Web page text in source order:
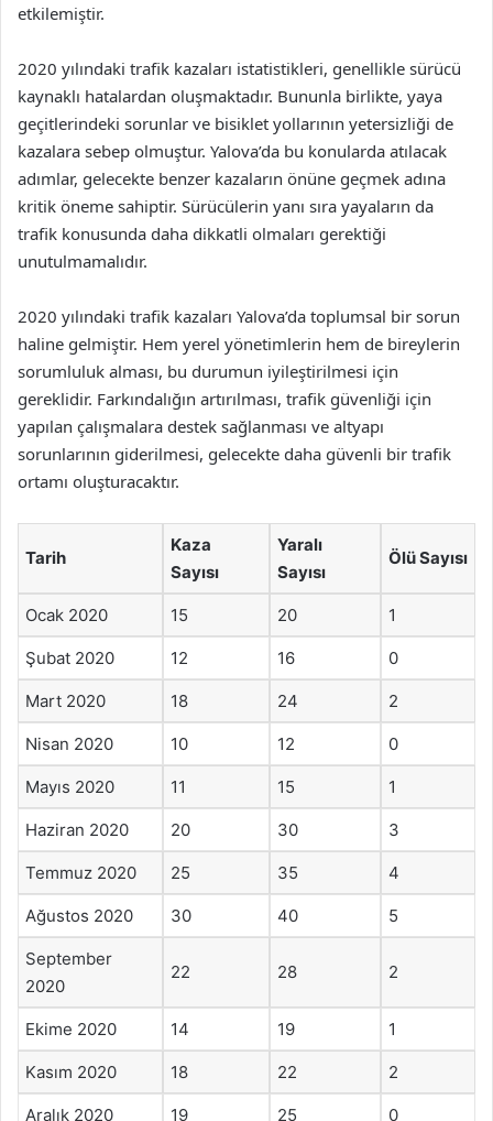
etkilemiştir.
2020 yılındaki trafik kazaları istatistikleri, genellikle sürücü
kaynaklı hatalardan oluşmaktadır. Bununla birlikte, yaya
geçitlerindeki sorunlar ve bisiklet yollarının yetersizliği de
kazalara sebep olmuştur. Yalova’da bu konularda atılacak
adımlar, gelecekte benzer kazaların önüne geçmek adına
kritik öneme sahiptir. Sürücülerin yanı sıra yayaların da
trafik konusunda daha dikkatli olmaları gerektiği
unutulmamalıdır.
2020 yılındaki trafik kazaları Yalova’da toplumsal bir sorun
haline gelmiştir. Hem yerel yönetimlerin hem de bireylerin
sorumluluk alması, bu durumun iyileştirilmesi için
gereklidir. Farkındalığın artırılması, trafik güvenliği için
yapılan çalışmalara destek sağlanması ve altyapı
sorunlarının giderilmesi, gelecekte daha güvenli bir trafik
ortamı oluşturacaktır.
Tarih
Kaza
Sayısı
Yaralı
Sayısı
Ölü Sayısı
Ocak 2020 15 20 1
Şubat 2020 12 16 0
Mart 2020 18 24 2
Nisan 2020 10 12 0
Mayıs 2020 11 15 1
Haziran 2020 20 30 3
Temmuz 2020 25 35 4
Ağustos 2020 30 40 5
September
2020
22 28 2
Ekime 2020 14 19 1
Kasım 2020 18 22 2
Aralık 2020 19 25 0